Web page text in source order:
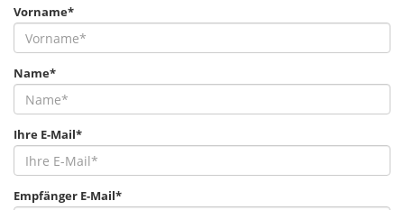
Vorname*
Name*
Ihre E-Mail*
Empfänger E-Mail*